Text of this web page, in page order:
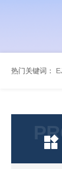
热门关键词：